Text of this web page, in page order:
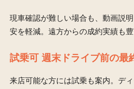
現車確認が難しい場合も、動画説
安を軽減。遠方からの成約実績も豊
試乗可 週末ドライブ前の最
来店可能な方には試乗も案内。デ